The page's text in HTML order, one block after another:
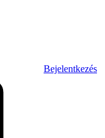
Bejelentkezés